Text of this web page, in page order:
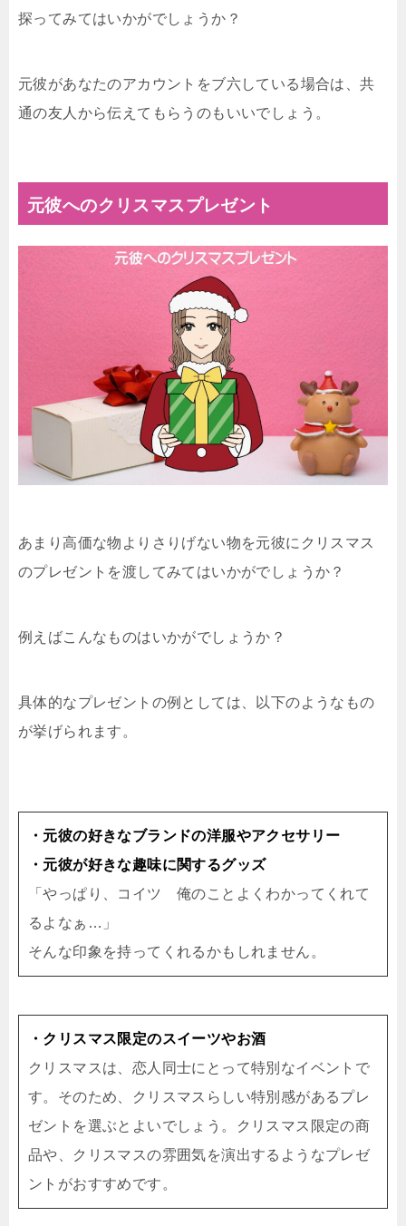
探ってみてはいかがでしょうか？
元彼があなたのアカウントをブ六している場合は、共
通の友人から伝えてもらうのもいいでしょう。
元彼へのクリスマスプレゼント
あまり高価な物よりさりげない物を元彼にクリスマス
のプレゼントを渡してみてはいかがでしょうか？
例えばこんなものはいかがでしょうか？
具体的なプレゼントの例としては、以下のようなもの
が挙げられます。
・元彼の好きなブランドの洋服やアクセサリー
・元彼が好きな趣味に関するグッズ
「やっぱり、コイツ 俺のことよくわかってくれて
るよなぁ…」
そんな印象を持ってくれるかもしれません。
・クリスマス限定のスイーツやお酒
クリスマスは、恋人同士にとって特別なイベントで
す。そのため、クリスマスらしい特別感があるプレ
ゼントを選ぶとよいでしょう。クリスマス限定の商
品や、クリスマスの雰囲気を演出するようなプレゼ
ントがおすすめです。